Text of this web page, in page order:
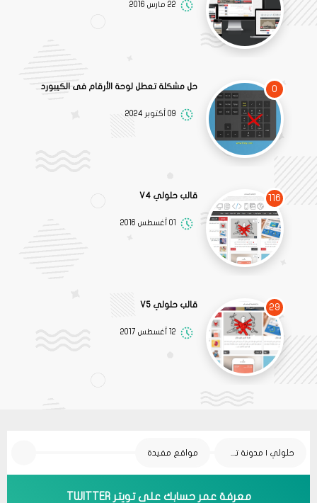
22 مارس 2016
0 حل مشكلة تعطل لوحة الأرقام فى الكيبورد
09 أكتوبر 2024
116 قالب حلولي V4
01 أغسطس 2016
29 قالب حلولي V5
12 أغسطس 2017
حلولي | مدونة تقنية مواقع مفيدة
معرفة عمر حسابك على تويتر TWITTER